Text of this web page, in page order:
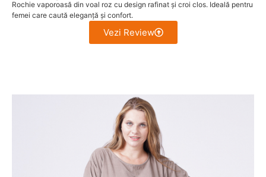
Rochie vaporoasă din voal roz cu design rafinat și croi clos. Ideală pentru
femei care caută eleganță și confort.
Vezi Review